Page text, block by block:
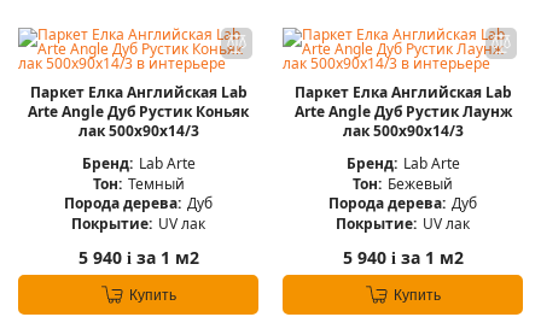
Паркет Елка Английская Lab
Arte Angle Дуб Рустик Коньяк
лак 500х90х14/3
Бренд: Lab Arte
Тон: Темный
Порода дерева: Дуб
Покрытие: UV лак
5 940 iза 1 м2
Купить
Паркет Елка Английская Lab
Arte Angle Дуб Рустик Лаунж
лак 500х90х14/3
Бренд: Lab Arte
Тон: Бежевый
Порода дерева: Дуб
Покрытие: UV лак
5 940 iза 1 м2
Купить